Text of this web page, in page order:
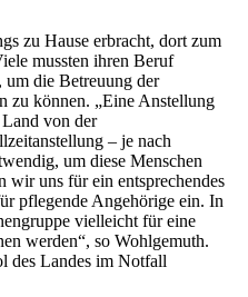
zu Hause erbracht, dort zum
mussten ihren Beruf
um die Betreuung der
zu können. „Eine Anstellung
von der
– je nach
um diese Menschen
wir uns für ein entsprechendes
pflegende Angehörige ein. In
vielleicht für eine
werden“, so Wohlgemuth.
des Landes im Notfall